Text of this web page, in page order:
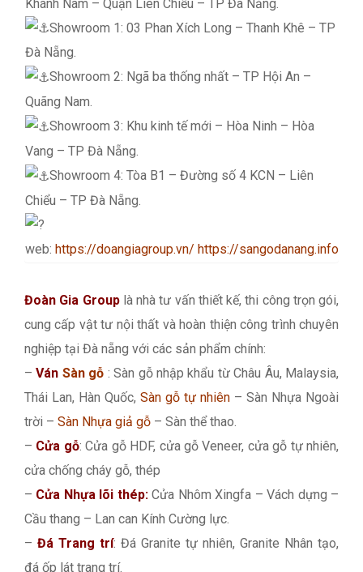
Khánh Nam – Quận Liên Chiểu – TP Đà Nẵng.
Showroom 1: 03 Phan Xích Long – Thanh Khê – TP
Đà Nẵng.
Showroom 2: Ngã ba thống nhất – TP Hội An –
Quãng Nam.
Showroom 3: Khu kinh tế mới – Hòa Ninh – Hòa
Vang – TP Đà Nẵng.
Showroom 4: Tòa B1 – Đường số 4 KCN – Liên
Chiểu – TP Đà Nẵng.
web: https://doangiagroup.vn/ https://sangodanang.info/
Đoàn Gia Grouplà nhà tư vấn thiết kế, thi công trọn gói,
cung cấp vật tư nội thất và hoàn thiện công trình chuyên
nghiệp tại Đà nẵng với các sản phẩm chính:
–Ván Sàn gỗ : Sàn gỗ nhập khẩu từ Châu Âu, Malaysia,
Thái Lan, Hàn Quốc, Sàn gỗ tự nhiên – Sàn Nhựa Ngoài
trời – Sàn Nhựa giả gỗ – Sàn thể thao.
– Cửa gỗ: Cửa gỗ HDF, cửa gỗ Veneer, cửa gỗ tự nhiên,
cửa chống cháy gỗ, thép
– Cửa Nhựa lõi thép:Cửa Nhôm Xingfa – Vách dựng –
Cầu thang – Lan can Kính Cường lực.
– Đá Trang trí: Đá Granite tự nhiên, Granite Nhân tạo,
đá ốp lát trang trí.